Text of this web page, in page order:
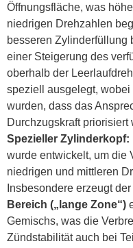
Öffnungsfläche, was
niedrigen Drehzahlen
besseren Zylinderfüllung
einer Steigerung des
oberhalb der
speziell ausgelegt,
wurden, dass das
Durchzugskraft priorisiert
Spezieller Zylinderkopf:
wurde entwickelt, um die
niedrigen und mittleren
Insbesondere erzeugt der
Bereich („lange Zone“)
Gemischs, was die
Zündstabilität auch bei